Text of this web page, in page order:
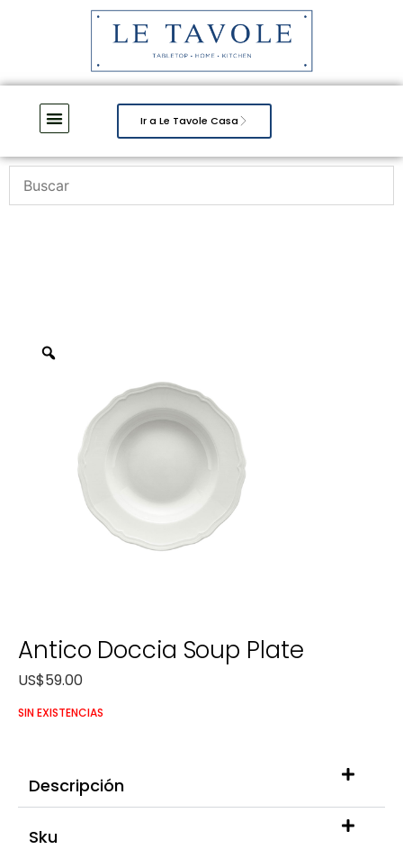
Ir a Le Tavole Casa
Antico Doccia Soup Plate
US$59.00
SIN EXISTENCIAS
Descripción
Sku